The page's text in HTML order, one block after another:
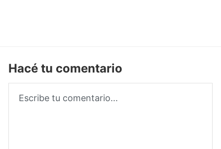
Hacé tu comentario